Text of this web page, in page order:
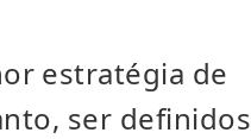
estratégia de
ser definidos